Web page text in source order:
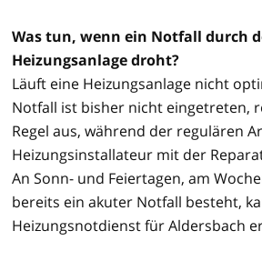
Was tun, wenn ein Notfall durch
Heizungsanlage droht?
Läuft eine Heizungsanlage nicht
Notfall ist bisher nicht eingetreten,
Regel aus, während der regulären
Heizungsinstallateur mit der
An Sonn- und Feiertagen, am
bereits ein akuter Notfall besteht,
Heizungsnotdienst für Aldersbach